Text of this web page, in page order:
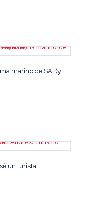
marino de SAI (y
un turista